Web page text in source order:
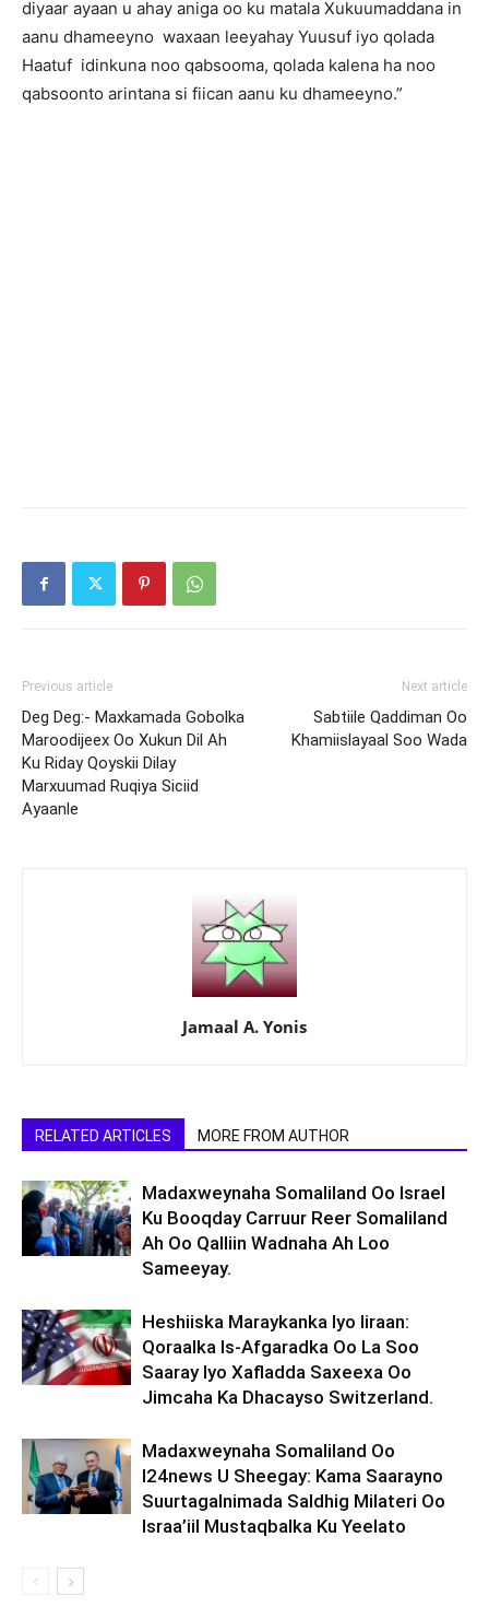
diyaar ayaan u ahay aniga oo ku matala Xukuumaddana in
aanu dhameeyno waxaan leeyahay Yuusuf iyo qolada
Haatuf idinkuna noo qabsooma, qolada kalena ha noo
qabsoonto arintana si fiican aanu ku dhameeyno.”
Previous article
Deg Deg:- Maxkamada Gobolka
Maroodijeex Oo Xukun Dil Ah
Ku Riday Qoyskii Dilay
Marxuumad Ruqiya Siciid
Ayaanle
Next article
Sabtiile Qaddiman Oo
Khamiislayaal Soo Wada
Jamaal A. Yonis
RELATED ARTICLES MORE FROM AUTHOR
Madaxweynaha Somaliland Oo Israel
Ku Booqday Carruur Reer Somaliland
Ah Oo Qalliin Wadnaha Ah Loo
Sameeyay.
Heshiiska Maraykanka Iyo Iiraan:
Qoraalka Is-Afgaradka Oo La Soo
Saaray Iyo Xafladda Saxeexa Oo
Jimcaha Ka Dhacayso Switzerland.
Madaxweynaha Somaliland Oo
I24news U Sheegay: Kama Saarayno
Suurtagalnimada Saldhig Milateri Oo
Israa’iil Mustaqbalka Ku Yeelato